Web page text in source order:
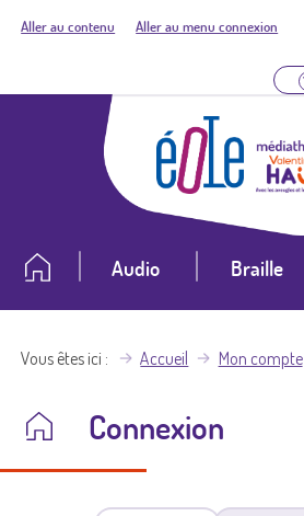
Aller au contenu Aller au menu connexion
Audio Braille
Vous êtes ici Accueil Mon compte
Connexion